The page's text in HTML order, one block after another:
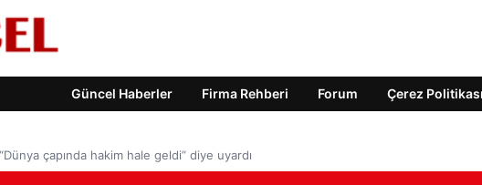
Güncel Haberler Firma Rehberi Forum Çerez Politikası
çapında hakim hale geldi” diye uyardı